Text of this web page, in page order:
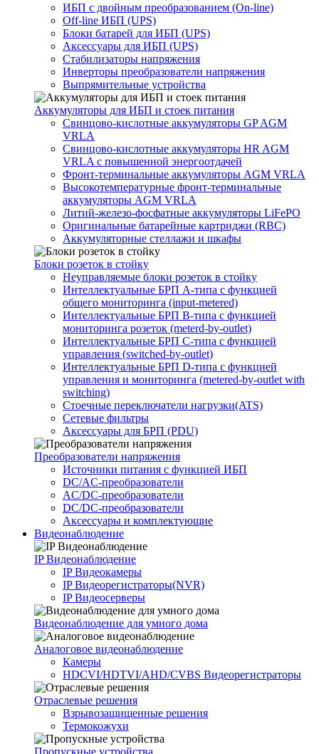
ИБП с двойным преобразованием (On-line)
Off-line ИБП (UPS)
Блоки батарей для ИБП (UPS)
Аксессуары для ИБП (UPS)
Стабилизаторы напряжения
Инверторы преобразователи напряжения
Выпрямительные устройства
Аккумуляторы для ИБП и стоек питания
Свинцово-кислотные аккумуляторы GP AGM
VRLA
Свинцово-кислотные аккумуляторы HR AGM
VRLA с повышенной энергоотдачей
Фронт-терминальные аккумуляторы AGM VRLA
Высокотемпературные фронт-терминальные
аккумуляторы AGM VRLA
Литий-железо-фосфатные аккумуляторы LiFePO
Оригинальные батарейные картриджи (RBC)
Аккумуляторные стеллажи и шкафы
Блоки розеток в стойку
Неуправляемые блоки розеток в стойку
Интеллектуальные БРП А-типа с функцией
общего мониторинга (input-metered)
Интеллектуальные БРП B-типа с функцией
мониторинга розеток (meterd-by-outlet)
Интеллектуальные БРП C-типа с функцией
управления (switched-by-outlet)
Интеллектуальные БРП D-типа с функцией
управления и мониторинга (metered-by-outlet with
switching)
Стоечные переключатели нагрузки(ATS)
Сетевые фильтры
Аксессуары для БРП (PDU)
Преобразователи напряжения
Источники питания c функцией ИБП
DC/AC-преобразователи
AC/DC-преобразователи
DC/DC-преобразователи
Аксессуары и комплектующие
Видеонаблюдение
IP Видеонаблюдение
IP Видеокамеры
IP Видеорегистраторы(NVR)
IP Видеосерверы
Видеонаблюдение для умного дома
Аналоговое видеонаблюдение
Камеры
HDCVI/HDTVI/AHD/CVBS Видеорегистраторы
Отраслевые решения
Взрывозащищенные решения
Термокожухи
Пропускные устройства